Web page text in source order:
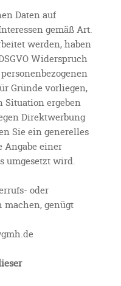
Daten auf
gemäß Art.
werden, haben
Widerspruch
Gründe vorliegen,
Situation ergeben
Direktwerbung
Sie ein generelles
Angabe einer
umgesetzt wird.
oder
machen, genügt